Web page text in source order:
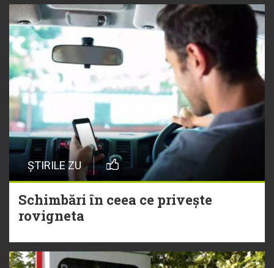
ȘTIRILE ZU
Schimbări în ceea ce privește
rovigneta